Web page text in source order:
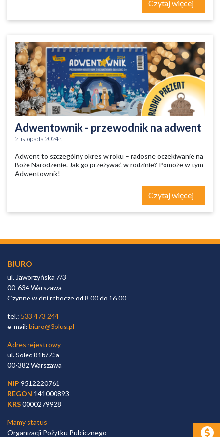
Czytaj więcej
Adwentownik - przewodnik na adwent
2 listopada 2024 r.
Adwent to szczególny okres w roku – radosne oczekiwanie na
Boże Narodzenie. Jak go przeżywać w rodzinie? Pomoże w tym
Adwentownik!
Czytaj więcej
BIURO
ul. Jaworzyńska 7/3
00-634 Warszawa
Czynne w dni robocze od 8.00 do 16.00
tel.: 533 473 244
e-mail: biuro@3plus.pl
Adres rejestrowy
ul. Solec 81b/73a
00-382 Warszawa
NIP 9512220761
REGON 141000893
KRS0000279928
Mamy status
Organizacji Pożytku Publicznego